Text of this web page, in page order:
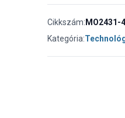
Cikkszám: MO2431-
Kategória: